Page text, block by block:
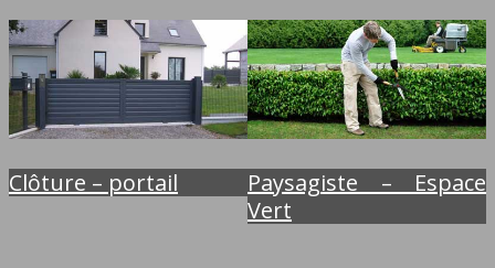
Clôture – portail
Paysagiste – Espace
Vert